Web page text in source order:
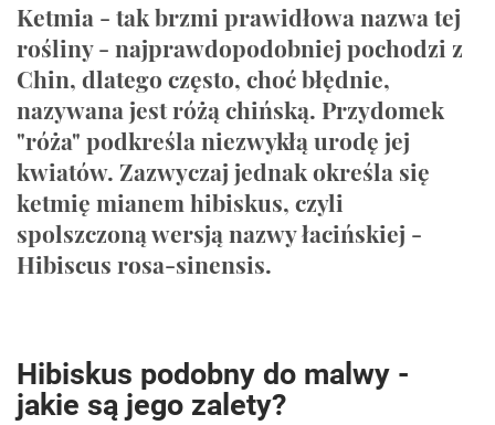
Ketmia - tak brzmi prawidłowa nazwa tej
rośliny - najprawdopodobniej pochodzi z
Chin, dlatego często, choć błędnie,
nazywana jest różą chińską. Przydomek
"róża" podkreśla niezwykłą urodę jej
kwiatów. Zazwyczaj jednak określa się
ketmię mianem hibiskus, czyli
spolszczoną wersją nazwy łacińskiej -
Hibiscus rosa-sinensis.
Hibiskus podobny do malwy -
jakie są jego zalety?